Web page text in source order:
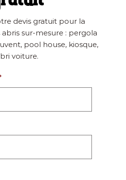
devis gratuit pour la
sur-mesure : pergola
pool house, kiosque,
voiture.